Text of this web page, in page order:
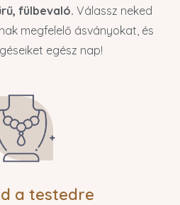
fülbevaló. Válassz neked
megfelelő ásványokat, és
egész nap!
a testedre